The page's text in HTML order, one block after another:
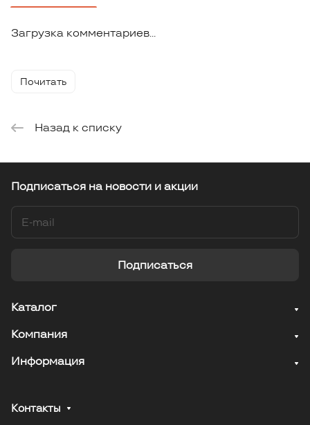
Загрузка комментариев...
Почитать
Назад к списку
Подписаться на новости и акции
Подписаться
Каталог
Компания
Информация
Контакты